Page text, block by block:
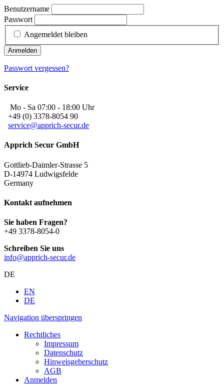
Benutzername
Passwort
Angemeldet bleiben
Anmelden
Passwort vergessen?
Service
Mo - Sa 07:00 - 18:00 Uhr
+49 (0) 3378-8054 90
service@apprich-secur.de
Apprich Secur GmbH
Gottlieb-Daimler-Strasse 5
D-14974 Ludwigsfelde
Germany
Kontakt aufnehmen
Sie haben Fragen?
+49 3378-8054-0
Schreiben Sie uns
info@apprich-secur.de
DE
EN
DE
Navigation überspringen
Rechtliches
Impressum
Datenschutz
Hinweisgeberschutz
AGB
Anmelden